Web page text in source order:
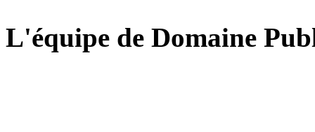
L'équipe de Domaine